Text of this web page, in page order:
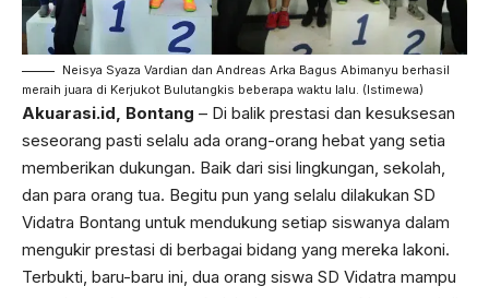
Neisya Syaza Vardian dan Andreas Arka Bagus Abimanyu berhasil
meraih juara di Kerjukot Bulutangkis beberapa waktu lalu. (Istimewa)
Akuarasi.id, Bontang – Di balik prestasi dan kesuksesan
seseorang pasti selalu ada orang-orang hebat yang setia
memberikan dukungan. Baik dari sisi lingkungan, sekolah,
dan para orang tua. Begitu pun yang selalu dilakukan SD
Vidatra Bontang untuk mendukung setiap siswanya dalam
mengukir prestasi di berbagai bidang yang mereka lakoni.
Terbukti, baru-baru ini, dua orang siswa SD Vidatra mampu